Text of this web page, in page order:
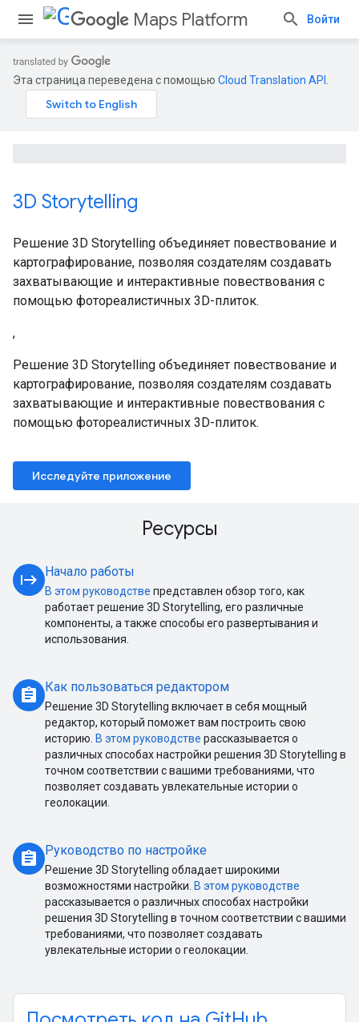
Maps Platform Войти
Эта страница переведена с помощью Cloud Translation API
3D Storytelling
Решение 3D Storytelling объединяет повествование и
картографирование, позволяя создателям создавать
захватывающие и интерактивные повествования с
помощью фотореалистичных 3D-плиток.
,
Решение 3D Storytelling объединяет повествование и
картографирование, позволяя создателям создавать
захватывающие и интерактивные повествования с
помощью фотореалистичных 3D-плиток.
Исследуйте приложение
Ресурсы
start Начало работы
В этом руководстве представлен обзор того, как
работает решение 3D Storytelling, его различные
компоненты, а также способы его развертывания и
использования.
assignment Как пользоваться редактором
Решение 3D Storytelling включает в себя мощный
редактор, который поможет вам построить свою
историю. В этом руководстве рассказывается о
различных способах настройки решения 3D Storytelling в
точном соответствии с вашими требованиями, что
позволяет создавать увлекательные истории о
геолокации.
assignment Руководство по настройке
Решение 3D Storytelling обладает широкими
возможностями настройки. В этом руководстве
рассказывается о различных способах настройки
решения 3D Storytelling в точном соответствии с вашими
требованиями, что позволяет создавать
увлекательные истории о геолокации.